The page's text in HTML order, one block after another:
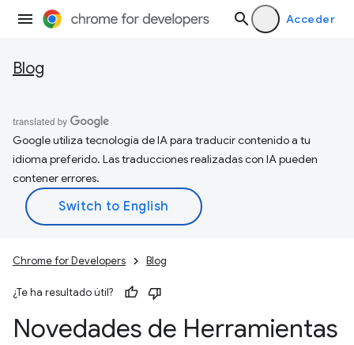
Acceder
Blog
Google utiliza tecnología de IA para traducir contenido a tu
idioma preferido. Las traducciones realizadas con IA pueden
contener errores.
Chrome for Developers Blog
¿Te ha resultado útil?
Novedades de Herramientas